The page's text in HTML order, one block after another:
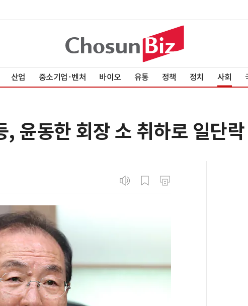
산업 중소기업·벤처 바이오 유통 정책 정치 사회
, 윤동한 회장 소 취하로 일단락